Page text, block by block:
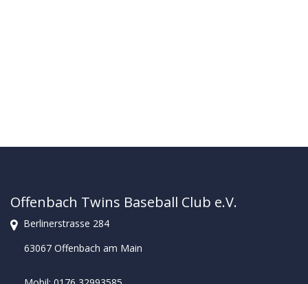
Offenbach Twins Baseball Club e.V.
Berlinerstrasse 284
63067 Offenbach am Main